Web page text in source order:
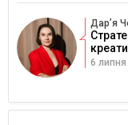
Дарʼя
6 липня